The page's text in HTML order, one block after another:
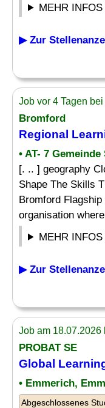
MEHR
▶ Zur
Job vor 4 Tagen
Bromford
Regional
• AT- 7 Gemeinde
[. .. ] geography
Shape The Skills
Bromford
organisation
MEHR
▶ Zur
Job am
PROBAT SE
Global
• Emmerich,
Abgeschlossenes